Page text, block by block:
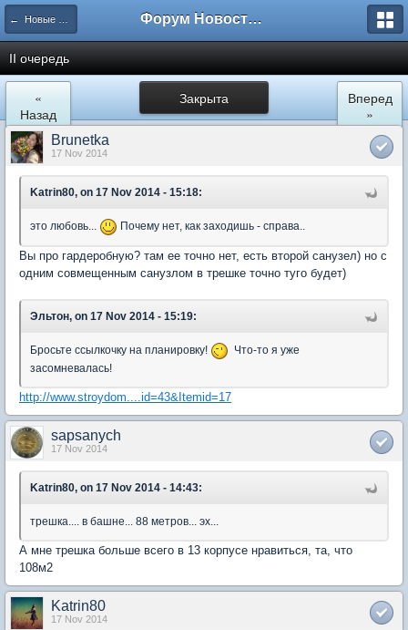
← Новые Водники Форум Новостройки
II очередь
Закрыта
«
Назад
Вперед
»
Brunetka
17 Nov 2014
Katrin80, on 17 Nov 2014 - 15:18:
это любовь... Почему нет, как заходишь - справа..
Вы про гардеробную? там ее точно нет, есть второй санузел) но с
одним совмещенным санузлом в трешке точно туго будет)
Эльтон, on 17 Nov 2014 - 15:19:
Бросьте ссылкочку на планировку!
Что-то я уже
засомневалась!
http://www.stroydom....id=43&Itemid=17
sapsanych
17 Nov 2014
Katrin80, on 17 Nov 2014 - 14:43:
трешка.... в башне... 88 метров... эх...
А мне трешка больше всего в 13 корпусе нравиться, та, что
108м2
Katrin80
17 Nov 2014